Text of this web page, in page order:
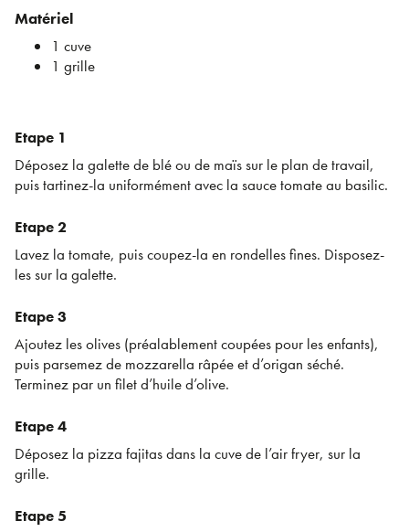
Matériel
1 cuve
1 grille
Etape 1
Déposez la galette de blé ou de maïs sur le plan de travail,
puis tartinez-la uniformément avec la sauce tomate au basilic.
Etape 2
Lavez la tomate, puis coupez-la en rondelles fines. Disposez-
les sur la galette.
Etape 3
Ajoutez les olives (préalablement coupées pour les enfants),
puis parsemez de mozzarella râpée et d’origan séché.
Terminez par un filet d’huile d’olive.
Etape 4
Déposez la pizza fajitas dans la cuve de l’air fryer, sur la
grille.
Etape 5